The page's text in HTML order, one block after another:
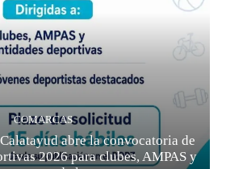
COMARCAS
abre la convocatoria de
2026 para clubes, AMPAS y